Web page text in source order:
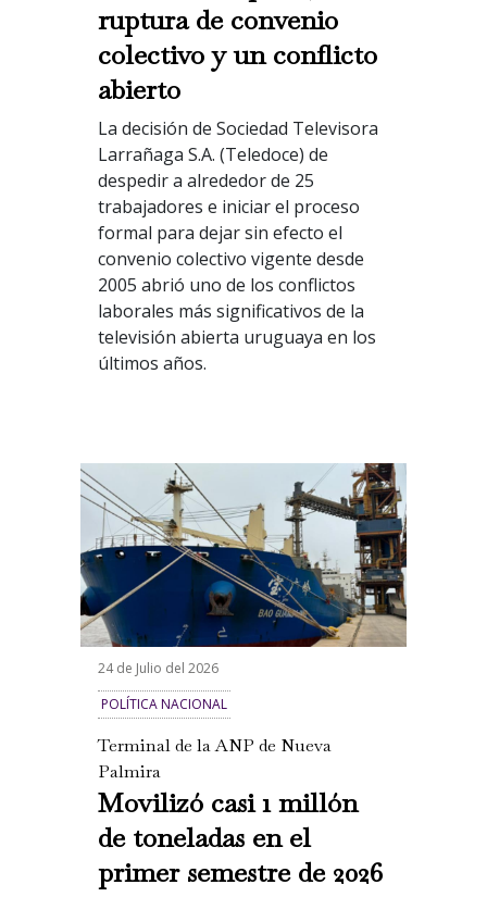
ruptura de convenio
colectivo y un conflicto
abierto
La decisión de Sociedad Televisora
Larrañaga S.A. (Teledoce) de
despedir a alrededor de 25
trabajadores e iniciar el proceso
formal para dejar sin efecto el
convenio colectivo vigente desde
2005 abrió uno de los conflictos
laborales más significativos de la
televisión abierta uruguaya en los
últimos años.
24 de Julio del 2026
POLÍTICA NACIONAL
Terminal de la ANP de Nueva
Palmira
Movilizó casi 1 millón
de toneladas en el
primer semestre de 2026